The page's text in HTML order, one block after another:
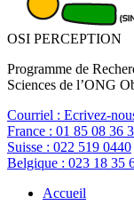
OSI PERCEPTION
Programme de
Sciences de l’ONG
Courriel : Ecrivez-
France : 01 85 08 36
Suisse : 022 519 0440
Belgique : 023 18 35
Accueil